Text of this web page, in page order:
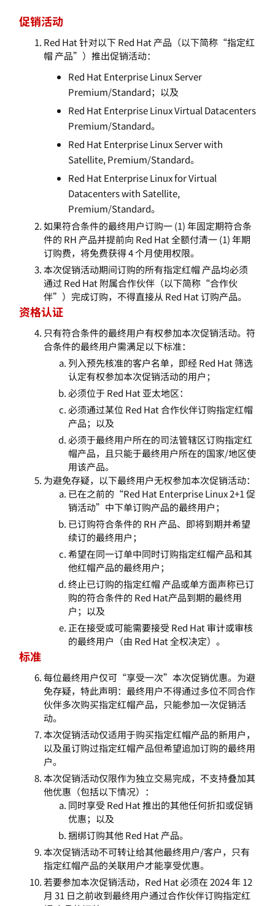
促销活动
Red Hat 针对以下 Red Hat 产品（以下简称“指定红
帽 产品”）推出促销活动：
Red Hat Enterprise Linux Server
Premium/Standard；以及
Red Hat Enterprise Linux Virtual Datacenters
Premium/Standard。
Red Hat Enterprise Linux Server with
Satellite, Premium/Standard。
Red Hat Enterprise Linux for Virtual
Datacenters with Satellite,
Premium/Standard。
如果符合条件的最终用户订购一 (1) 年固定期符合条
件的 RH 产品并提前向 Red Hat 全额付清一 (1) 年期
订购费，将免费获得 4 个月使用权限。
本次促销活动期间订购的所有指定红帽 产品均必须
通过 Red Hat 附属合作伙伴（以下简称“合作伙
伴”）完成订购，不得直接从 Red Hat 订购产品。
资格认证
只有符合条件的最终用户有权参加本次促销活动。符
合条件的最终用户需满足以下标准：
列入预先核准的客户名单，即经 Red Hat 筛选
认定有权参加本次促销活动的用户；
必须位于 Red Hat 亚太地区：
必须通过某位 Red Hat 合作伙伴订购指定红帽
产品；以及
必须于最终用户所在的司法管辖区订购指定红
帽产品，且只能于最终用户所在的国家/地区使
用该产品。
为避免存疑，以下最终用户无权参加本次促销活动：
已在之前的“Red Hat Enterprise Linux 2+1 促
销活动”中下单订购产品的最终用户；
已订购符合条件的 RH 产品、即将到期并希望
续订的最终用户；
希望在同一订单中同时订购指定红帽产品和其
他红帽产品的最终用户；
终止已订购的指定红帽 产品或单方面声称已订
购的符合条件的 Red Hat产品到期的最终用
户；以及
正在接受或可能需要接受 Red Hat 审计或审核
的最终用户（由 Red Hat 全权决定）。
标准
每位最终用户仅可“享受一次”本次促销优惠。为避
免存疑，特此声明：最终用户不得通过多位不同合作
伙伴多次购买指定红帽产品，只能参加一次促销活
动。
本次促销活动仅适用于购买指定红帽产品的新用户，
以及虽订购过指定红帽产品但希望追加订购的最终用
户。
本次促销活动仅限作为独立交易完成，不支持叠加其
他优惠（包括以下情况）：
同时享受 Red Hat 推出的其他任何折扣或促销
优惠；以及
捆绑订购其他 Red Hat 产品。
本次促销活动不可转让给其他最终用户/客户，只有
指定红帽产品的关联用户才能享受优惠。
若要参加本次促销活动，Red Hat 必须在 2024 年 12
月 31 日之前收到最终用户通过合作伙伴订购指定红